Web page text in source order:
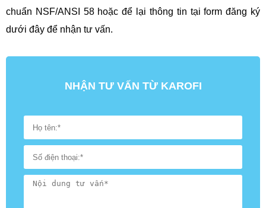
chuẩn NSF/ANSI 58 hoặc để lại thông tin tại form đăng ký
dưới đây để nhận tư vấn.
NHẬN TƯ VẤN TỪ KAROFI